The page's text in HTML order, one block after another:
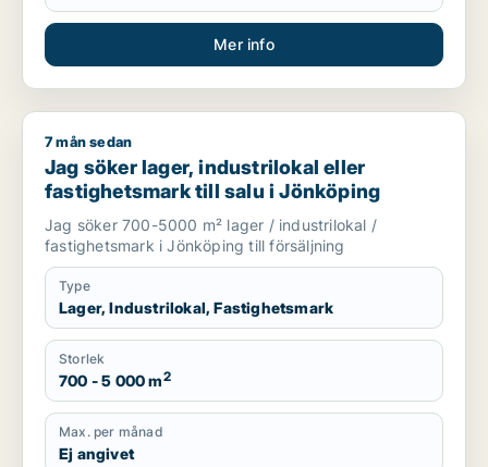
Mer info
Jag söker lager, industrilokal eller fastighetsmark till salu i
7 mån sedan
Jag söker lager, industrilokal eller
fastighetsmark till salu i Jönköping
Jag söker 700-5000 m² lager / industrilokal /
fastighetsmark i Jönköping till försäljning
Type
Lager, Industrilokal, Fastighetsmark
Storlek
700 - 5 000 m2
Max. per månad
Ej angivet